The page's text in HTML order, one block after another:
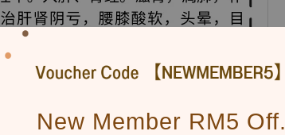
New Member RM5 Off.